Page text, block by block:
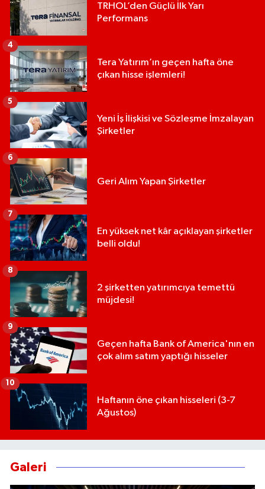
TRHOL’den Güçlü İlk Yarı
Performans
Tera Yatırım’ın geçen hafta öne
çıkan hisse işlemleri!
4
Yeni İş İlişkisi ve Sözleşme İmzalayan
Şirketler
5
Geri Alım Yapan Şirketler
6
En yüksek net kâr açıklayan şirketler
belli oldu!
7
2 şirketten yatırımcıya temettü
müjdesi!
8
Geçen hafta Bank of America'nın en
çok alım satım yaptığı hisseler
9
Haftanın öne çıkan hisseleri (3-7
Ağustos)
10
Galeri